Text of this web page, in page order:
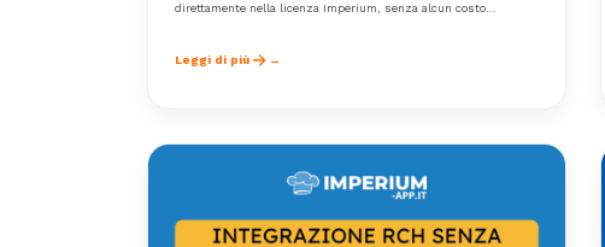
direttamente nella licenza Imperium, senza alcun costo
Leggi di più